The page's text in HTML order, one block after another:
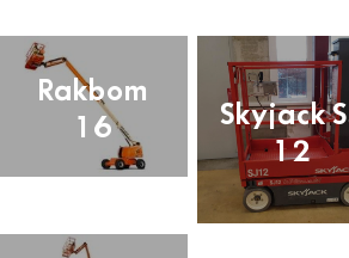
Rakbom
16
Skyjack
12